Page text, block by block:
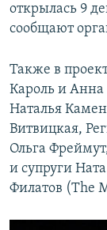
открылась 9
сообщают
Также в
Кароль и Анна
Наталья
Витвицкая,
Ольга
и супруги
Филатов (The